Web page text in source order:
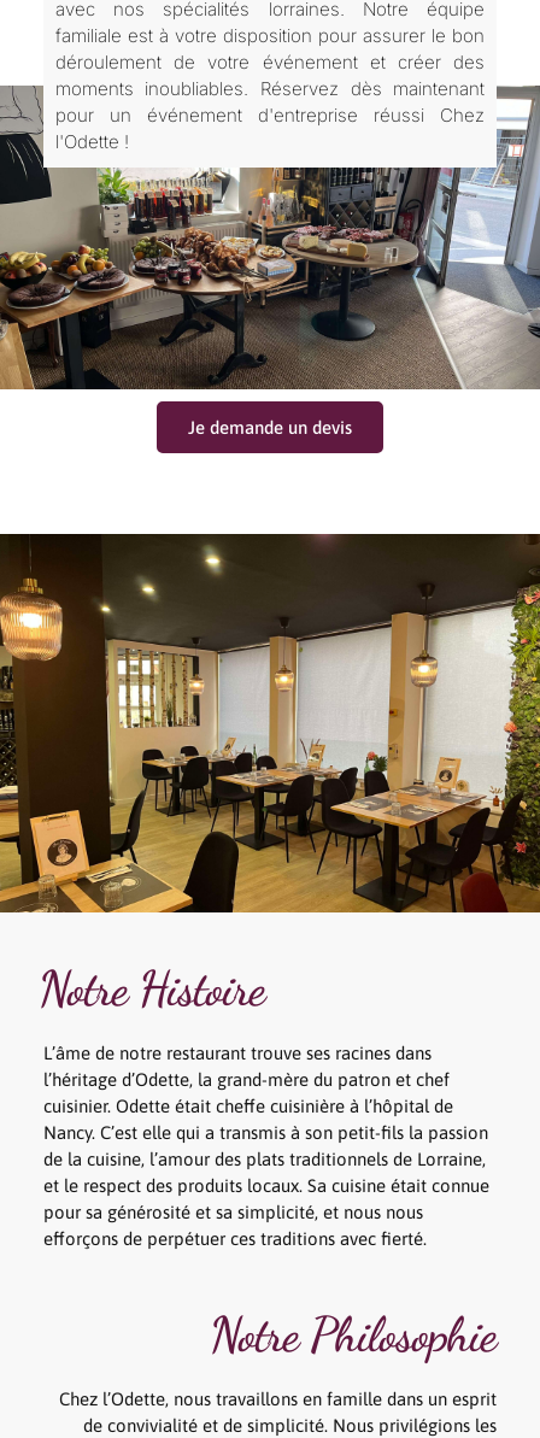
avec nos spécialités lorraines. Notre équipe
familiale est à votre disposition pour assurer le bon
déroulement de votre événement et créer des
moments inoubliables. Réservez dès maintenant
pour un événement d'entreprise réussi Chez
l'Odette !
Je demande un devis
Notre Histoire
L’âme de notre restaurant trouve ses racines dans
l’héritage d’Odette, la grand-mère du patron et chef
cuisinier. Odette était cheffe cuisinière à l’hôpital de
Nancy. C’est elle qui a transmis à son petit-fils la passion
de la cuisine, l’amour des plats traditionnels de Lorraine,
et le respect des produits locaux. Sa cuisine était connue
pour sa générosité et sa simplicité, et nous nous
efforçons de perpétuer ces traditions avec fierté.
Notre Philosophie
Chez l’Odette, nous travaillons en famille dans un esprit
de convivialité et de simplicité. Nous privilégions les